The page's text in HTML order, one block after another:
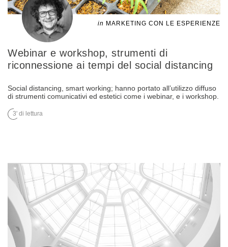
in MARKETING CON LE ESPERIENZE
Webinar e workshop, strumenti di
riconnessione ai tempi del social distancing
Social distancing, smart working; hanno portato all’utilizzo diffuso
di strumenti comunicativi ed estetici come i webinar, e i workshop.
3' di lettura